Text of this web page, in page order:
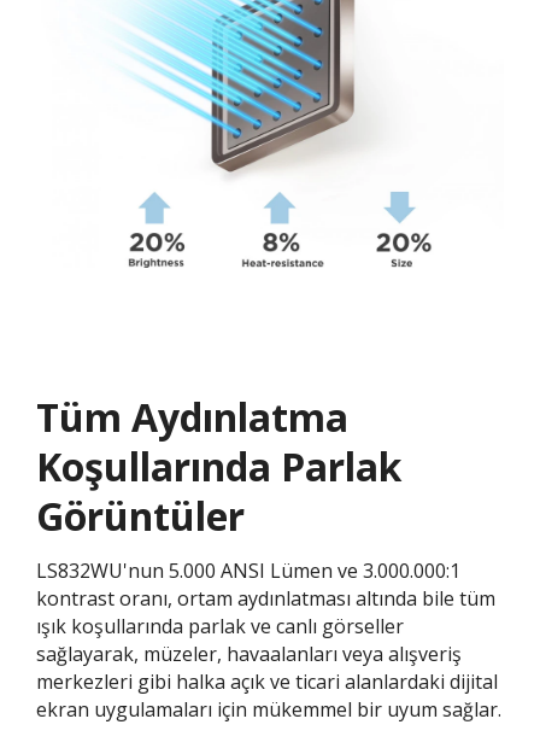
Tüm Aydınlatma
Koşullarında Parlak
Görüntüler
LS832WU'nun 5.000 ANSI Lümen ve 3.000.000:1
kontrast oranı, ortam aydınlatması altında bile tüm
ışık koşullarında parlak ve canlı görseller
sağlayarak, müzeler, havaalanları veya alışveriş
merkezleri gibi halka açık ve ticari alanlardaki dijital
ekran uygulamaları için mükemmel bir uyum sağlar.